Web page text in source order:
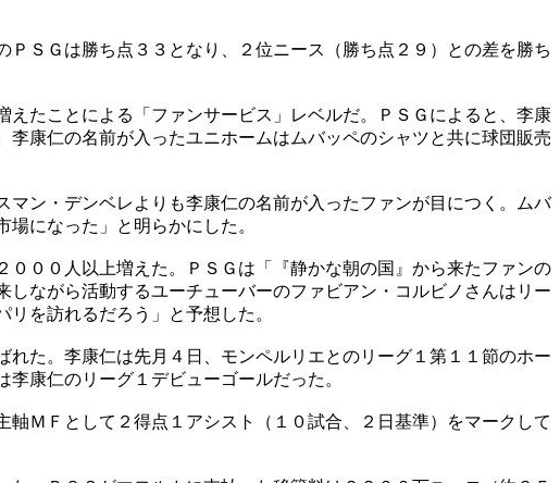
ＳＧは勝ち点３３となり、２位ニース（勝ち点２９）との差を勝ち
たことによる「ファンサービス」レベルだ。ＰＳＧによると、李康
康仁の名前が入ったユニホームはムバッペのシャツと共に球団販売
ン・デンベレよりも李康仁の名前が入ったファンが目につく。ムバ
になった」と明らかにした。
００人以上増えた。ＰＳＧは「『静かな朝の国』から来たファンの
ながら活動するユーチューバーのファビアン・コルビノさんはリー
を訪れるだろう」と予想した。
た。李康仁は先月４日、モンペルリエとのリーグ１第１１節のホー
康仁のリーグ１デビューゴールだった。
ＭＦとして２得点１アシスト（１０試合、２日基準）をマークして